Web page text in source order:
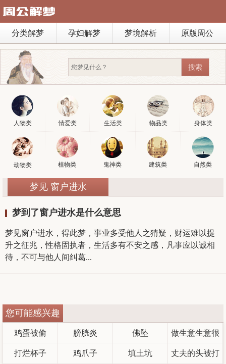
分类解梦 孕妇解梦 梦境解析 原版周公
人物类 情爱类 生活类 物品类 身体类
动物类 植物类 鬼神类 建筑类 自然类
梦见 窗户进水
梦到了窗户进水是什么意思
梦见窗户进水，得此梦，事业多受他人之猜疑，财运难以提
升之征兆，性格固执者，生活多有不安之感，凡事应以诚相
待，不可与他人间纠葛...
您可能感兴趣
鸡蛋被偷 膀胱炎 佛坠 做生意生意很
好
打烂杯子 鸡爪子 填土坑 丈夫的头被打